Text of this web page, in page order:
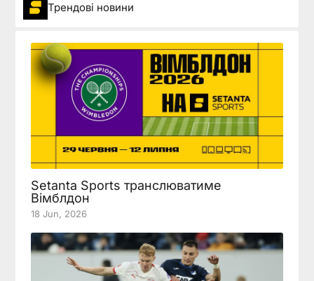
Трендові новини
Setanta Sports транслюватиме
Вімблдон
18 Jun, 2026